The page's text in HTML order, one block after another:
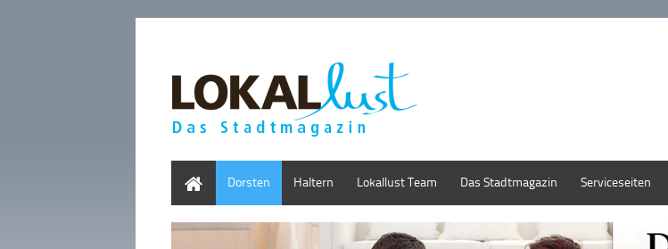
Dorsten Haltern Lokallust Team Das Stadtmagazin Serviceseiten